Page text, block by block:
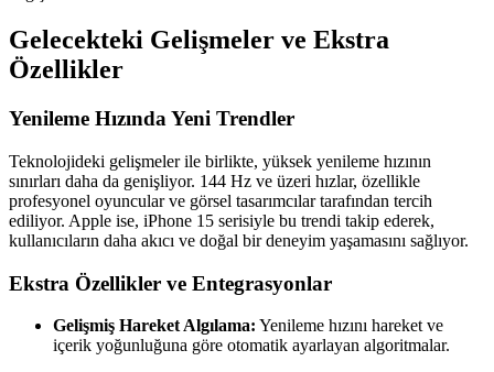
Gelecekteki Gelişmeler ve Ekstra
Özellikler
Yenileme Hızında Yeni Trendler
Teknolojideki gelişmeler ile birlikte, yüksek yenileme hızının
sınırları daha da genişliyor. 144 Hz ve üzeri hızlar, özellikle
profesyonel oyuncular ve görsel tasarımcılar tarafından tercih
ediliyor. Apple ise, iPhone 15 serisiyle bu trendi takip ederek,
kullanıcıların daha akıcı ve doğal bir deneyim yaşamasını sağlıyor.
Ekstra Özellikler ve Entegrasyonlar
Gelişmiş Hareket Algılama: Yenileme hızını hareket ve
içerik yoğunluğuna göre otomatik ayarlayan algoritmalar.